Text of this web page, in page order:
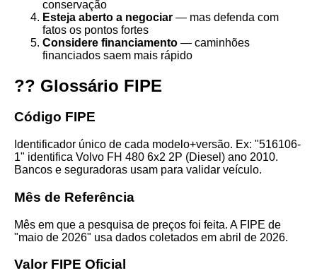
conservação
Esteja aberto a negociar — mas defenda com
fatos os pontos fortes
Considere financiamento — caminhões
financiados saem mais rápido
?? Glossário FIPE
Código FIPE
Identificador único de cada modelo+versão. Ex: "516106-
1" identifica Volvo FH 480 6x2 2P (Diesel) ano 2010.
Bancos e seguradoras usam para validar veículo.
Mês de Referência
Mês em que a pesquisa de preços foi feita. A FIPE de
"maio de 2026" usa dados coletados em abril de 2026.
Valor FIPE Oficial